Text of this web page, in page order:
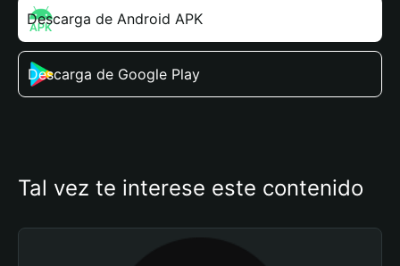
Descarga de Android APK
Descarga de Google Play
Tal vez te interese este contenido